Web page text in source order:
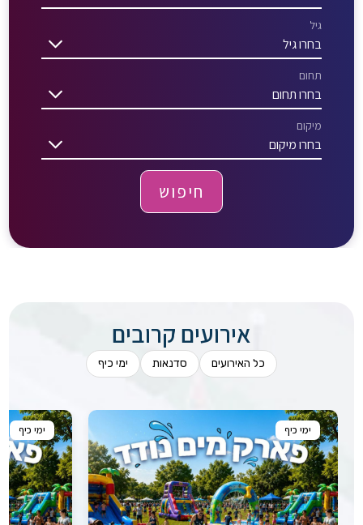
גיל
בחרו גיל
תחום
בחרו תחום
מיקום
בחרו מיקום
חיפוש
אירועים קרובים
כל האירועים סדנאות ימי כיף
ימי כיף ימי כיף